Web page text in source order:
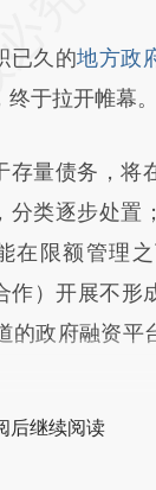
久的地方政
终于拉开帷幕。
量债务，将
分类逐步处置
在限额管理
作）开展不形
的政府融资平
后继续阅读